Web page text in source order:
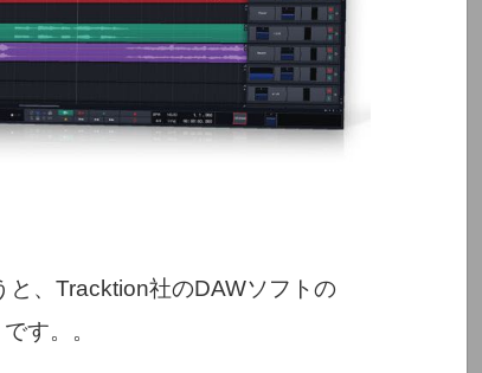
、Tracktion社のDAWソフトの
す。。